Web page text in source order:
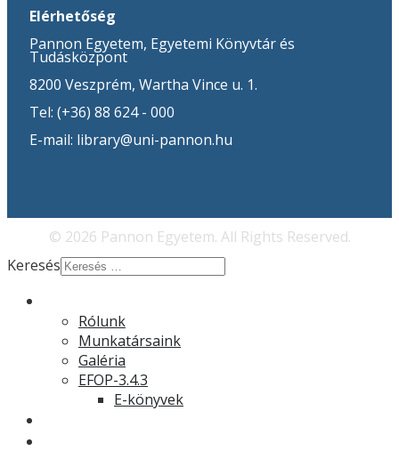
Elérhetőség
Pannon Egyetem, Egyetemi Könyvtár és
Tudásközpont
8200 Veszprém, Wartha Vince u. 1.
Tel: (+36) 88 624 - 000
E-mail: library@uni-pannon.hu
© 2026 Pannon Egyetem. All Rights Reserved.
Keresés
Rólunk
Munkatársaink
Galéria
EFOP-3.4.3
E-könyvek